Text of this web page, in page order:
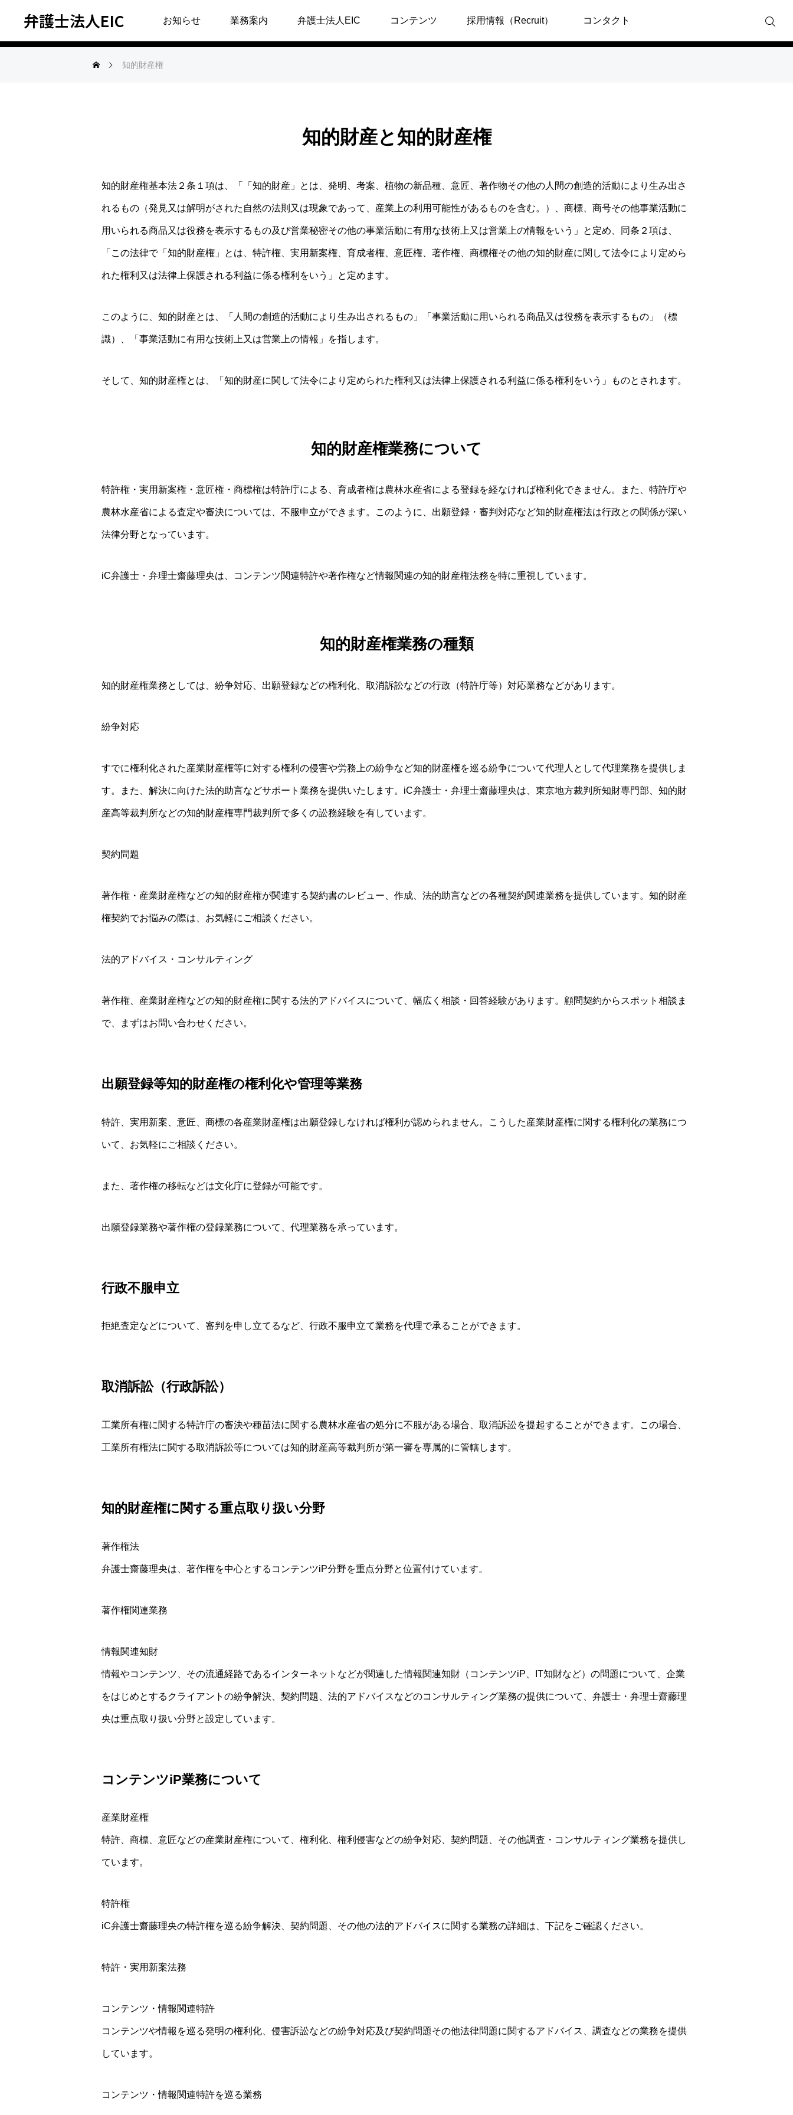
弁護士法人EIC お知らせ 業務案内 弁護士法人EIC コンテンツ 採用情報（Recruit） コンタクト
知的財産権
知的財産権
知的財産と知的財産権
知的財産権基本法２条１項は、「「知的財産」とは、発明、考案、植物の新品種、意匠、著作物その他の人間の創造的活動により生み出さ
れるもの（発見又は解明がされた自然の法則又は現象であって、産業上の利用可能性があるものを含む。）、商標、商号その他事業活動に
用いられる商品又は役務を表示するもの及び営業秘密その他の事業活動に有用な技術上又は営業上の情報をいう」と定め、同条２項は、
「この法律で「知的財産権」とは、特許権、実用新案権、育成者権、意匠権、著作権、商標権その他の知的財産に関して法令により定めら
れた権利又は法律上保護される利益に係る権利をいう」と定めます。
このように、知的財産とは、「人間の創造的活動により生み出されるもの」「事業活動に用いられる商品又は役務を表示するもの」（標
識）、「事業活動に有用な技術上又は営業上の情報」を指します。
そして、知的財産権とは、「知的財産に関して法令により定められた権利又は法律上保護される利益に係る権利をいう」ものとされます。
知的財産権業務について
特許権・実用新案権・意匠権・商標権は特許庁による、育成者権は農林水産省による登録を経なければ権利化できません。また、特許庁や
農林水産省による査定や審決については、不服申立ができます。このように、出願登録・審判対応など知的財産権法は行政との関係が深い
法律分野となっています。
iC弁護士・弁理士齋藤理央は、コンテンツ関連特許や著作権など情報関連の知的財産権法務を特に重視しています。
知的財産権業務の種類
知的財産権業務としては、紛争対応、出願登録などの権利化、取消訴訟などの行政（特許庁等）対応業務などがあります。
紛争対応
すでに権利化された産業財産権等に対する権利の侵害や労務上の紛争など知的財産権を巡る紛争について代理人として代理業務を提供しま
す。また、解決に向けた法的助言などサポート業務を提供いたします。iC弁護士・弁理士齋藤理央は、東京地方裁判所知財専門部、知的財
産高等裁判所などの知的財産権専門裁判所で多くの訟務経験を有しています。
契約問題
著作権・産業財産権などの知的財産権が関連する契約書のレビュー、作成、法的助言などの各種契約関連業務を提供しています。知的財産
権契約でお悩みの際は、お気軽にご相談ください。
法的アドバイス・コンサルティング
著作権、産業財産権などの知的財産権に関する法的アドバイスについて、幅広く相談・回答経験があります。顧問契約からスポット相談ま
で、まずはお問い合わせください。
出願登録等知的財産権の権利化や管理等業務
特許、実用新案、意匠、商標の各産業財産権は出願登録しなければ権利が認められません。こうした産業財産権に関する権利化の業務につ
いて、お気軽にご相談ください。
また、著作権の移転などは文化庁に登録が可能です。
出願登録業務や著作権の登録業務について、代理業務を承っています。
行政不服申立
拒絶査定などについて、審判を申し立てるなど、行政不服申立て業務を代理で承ることができます。
取消訴訟（行政訴訟）
工業所有権に関する特許庁の審決や種苗法に関する農林水産省の処分に不服がある場合、取消訴訟を提起することができます。この場合、
工業所有権法に関する取消訴訟等については知的財産高等裁判所が第一審を専属的に管轄します。
知的財産権に関する重点取り扱い分野
著作権法
弁護士齋藤理央は、著作権を中心とするコンテンツiP分野を重点分野と位置付けています。
著作権関連業務
情報関連知財
情報やコンテンツ、その流通経路であるインターネットなどが関連した情報関連知財（コンテンツiP、IT知財など）の問題について、企業
をはじめとするクライアントの紛争解決、契約問題、法的アドバイスなどのコンサルティング業務の提供について、弁護士・弁理士齋藤理
央は重点取り扱い分野と設定しています。
コンテンツiP業務について
産業財産権
特許、商標、意匠などの産業財産権について、権利化、権利侵害などの紛争対応、契約問題、その他調査・コンサルティング業務を提供し
ています。
特許権
iC弁護士齋藤理央の特許権を巡る紛争解決、契約問題、その他の法的アドバイスに関する業務の詳細は、下記をご確認ください。
特許・実用新案法務
コンテンツ・情報関連特許
コンテンツや情報を巡る発明の権利化、侵害訴訟などの紛争対応及び契約問題その他法律問題に関するアドバイス、調査などの業務を提供
しています。
コンテンツ・情報関連特許を巡る業務